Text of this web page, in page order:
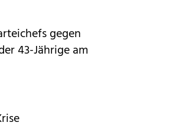
gegen
43-Jährige am